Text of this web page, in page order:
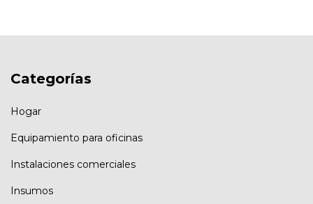
Categorías
Hogar
Equipamiento para oficinas
Instalaciones comerciales
Insumos